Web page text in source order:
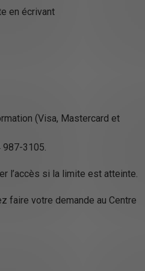
en écrivant
(Visa, Mastercard et
987-3105.
l’accès si la limite est atteinte.
faire votre demande au Centre